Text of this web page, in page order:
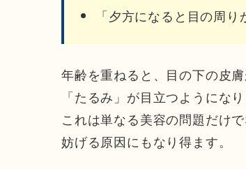
「夕方になると目の周
年齢を重ねると、目の下の皮
「たるみ」が目立つようになり
これは単なる美容の問題だけ
妨げる原因にもなり得ます。